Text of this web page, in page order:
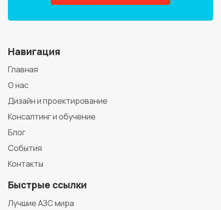
Навигация
Главная
О нас
Дизайн и проектирование
Консалтинг и обучение
Блог
События
Контакты
Быстрые ссылки
Лучшие АЗС мира